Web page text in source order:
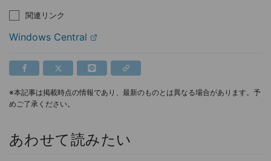
関連リンク
Windows Central
※本記事は掲載時点の情報であり、最新のものとは異なる場合があります。予
めご了承ください。
あわせて読みたい